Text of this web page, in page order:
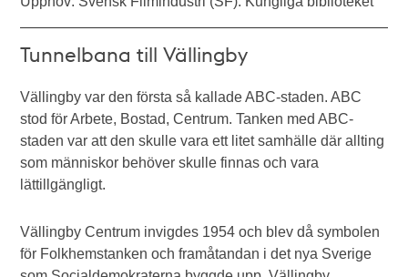
Tunnelbana till Vällingby
Vällingby var den första så kallade ABC-staden. ABC
stod för Arbete, Bostad, Centrum. Tanken med ABC-
staden var att den skulle vara ett litet samhälle där allting
som människor behöver skulle finnas och vara
lättillgängligt.
Vällingby Centrum invigdes 1954 och blev då symbolen
för Folkhemstanken och framåtandan i det nya Sverige